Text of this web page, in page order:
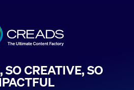
SO CREATIVE, SO